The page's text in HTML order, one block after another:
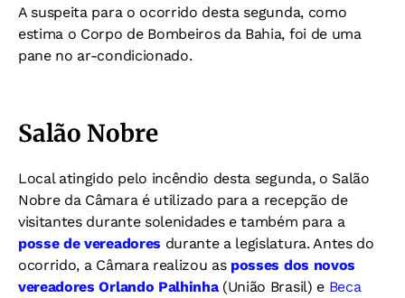
A suspeita para o ocorrido desta segunda, como
estima o Corpo de Bombeiros da Bahia, foi de uma
pane no ar-condicionado.
Salão Nobre
Local atingido pelo incêndio desta segunda, o Salão
Nobre da Câmara é utilizado para a recepção de
visitantes durante solenidades e também para a
posse de vereadores durante a legislatura. Antes do
ocorrido, a Câmara realizou as posses dos novos
vereadores Orlando Palhinha (União Brasil) e Beca